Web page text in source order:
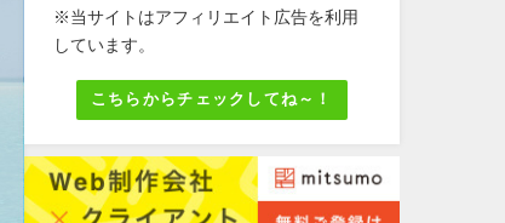
※当サイトはアフィリエイト広告を利用
しています。
こちらからチェックしてね～！